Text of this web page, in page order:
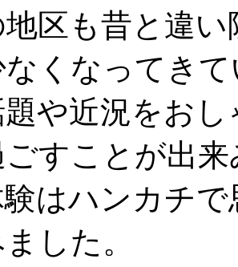
区も昔と違
なくなってき
題や近況をお
すことが出
はハンカチ
した。